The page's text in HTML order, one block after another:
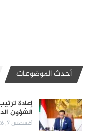
أحدث الموضوعات
إعادة
الشؤون
أغسطس 7, 2026